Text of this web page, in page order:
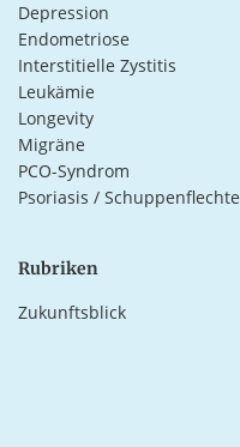
Depression
Endometriose
Interstitielle Zystitis
Leukämie
Longevity
Migräne
PCO-Syndrom
Psoriasis / Schuppenflechte
Rubriken
Zukunftsblick